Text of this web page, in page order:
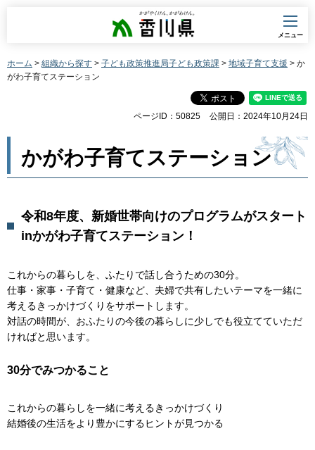
香川県
メニュー
ホーム > 組織から探す > 子ども政策推進局子ども政策課 > 地域子育て支援 > か
がわ子育てステーション
ページID：50825 公開日：2024年10月24日
かがわ子育てステーション
令和8年度、新婚世帯向けのプログラムがスタート
inかがわ子育てステーション！
これからの暮らしを、ふたりで話し合うための30分。
仕事・家事・子育て・健康など、夫婦で共有したいテーマを一緒に
考えるきっかけづくりをサポートします。
対話の時間が、おふたりの今後の暮らしに少しでも役立てていただ
ければと思います。
30分でみつかること
これからの暮らしを一緒に考えるきっかけづくり
結婚後の生活をより豊かにするヒントが見つかる